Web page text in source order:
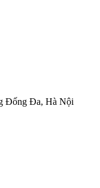
Đống Đa, Hà Nội